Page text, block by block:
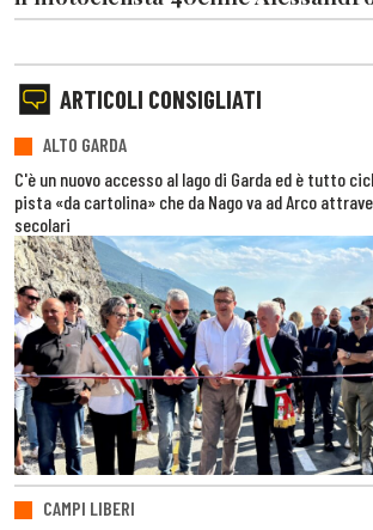
ARTICOLI CONSIGLIATI
ALTO GARDA
C'è un nuovo accesso al lago di Garda ed è tutto
pista «da cartolina» che da Nago va ad Arco
secolari
CAMPI LIBERI